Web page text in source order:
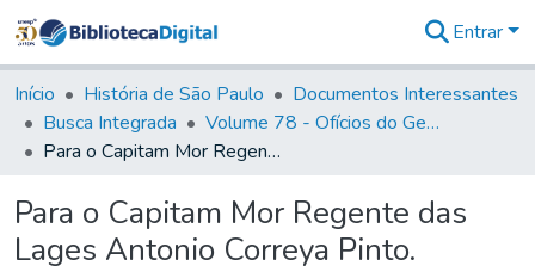
&
Coleções
Tudo na
Biblioteca
Estatísticas
Entrar
Início História de São Paulo
Documentos Interessantes
Busca Integrada
Volume 78 - Ofícios do General Martim Lopes Lobo de Saldanha (1777)
Para o Capitam Mor Regente das Lages Antonio Correya Pinto.
Para o Capitam Mor Regente das
Lages Antonio Correya Pinto.